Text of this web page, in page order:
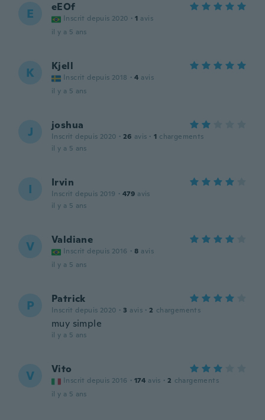
E eEOf
Inscrit depuis 2020 · 1 avis
il y a 5 ans
K Kjell
Inscrit depuis 2018 · 4 avis
il y a 5 ans
J joshua
Inscrit depuis 2020 · 26 avis · 1 chargements
il y a 5 ans
I Irvin
Inscrit depuis 2019 · 479 avis
il y a 5 ans
V Valdiane
Inscrit depuis 2016 · 8 avis
il y a 5 ans
P Patrick
Inscrit depuis 2020 · 3 avis · 2 chargements
muy simple
il y a 5 ans
V Vito
Inscrit depuis 2016 · 174 avis · 2 chargements
il y a 5 ans